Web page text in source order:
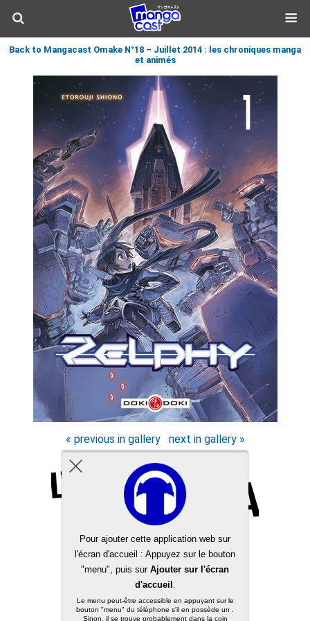
Back to Mangacast Omake N°18 – Juillet 2014 : les chroniques manga
et animés
« previous in gallery next in gallery »